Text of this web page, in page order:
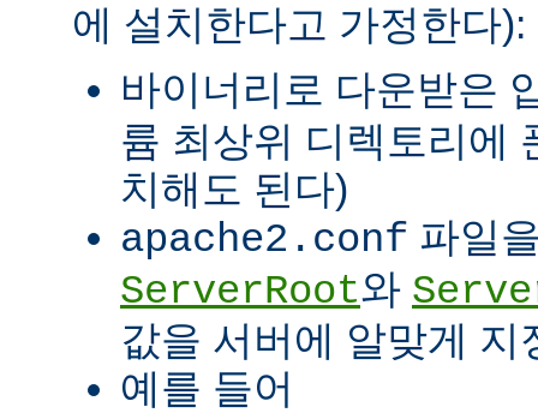
에 설치한다고 가정한다):
바이너리로 다운받은
륨 최상위 디렉토리에
치해도 된다)
apache2.conf 파일
ServerRoot와
값을 서버에 알맞게 지
예를 들어